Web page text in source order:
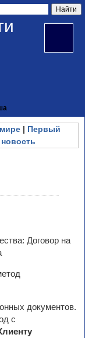
| Первый
документов.
с